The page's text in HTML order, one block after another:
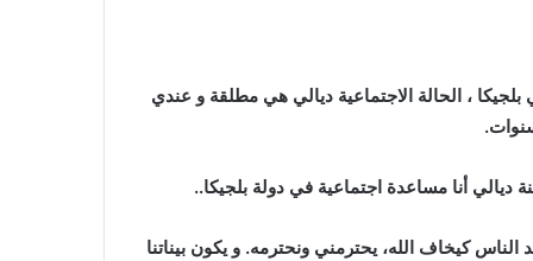
المغرب عمري 46 سنة و مقيمة في بلجيكا ، الحالة الاجتماعية ديالي هي مطلقة و عندي
ديالي أنا مساعدة اجتماعية في دولة بلجيكا..
كيخاف الله، يحترمني ونحترمه. و يكون بيناتنا